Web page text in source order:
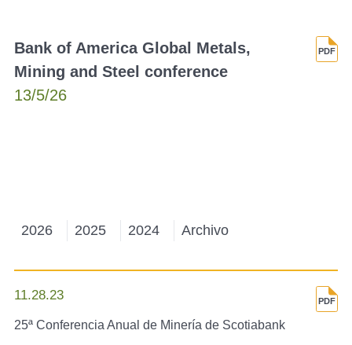
Bank of America Global Metals,
Mining and Steel conference
13/5/26
2026 2025 2024 Archivo
11.28.23
25ª Conferencia Anual de Minería de Scotiabank